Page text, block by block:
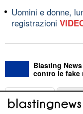
Uomini e donne,
registrazioni
Blasting
contro le fake
ABOUT